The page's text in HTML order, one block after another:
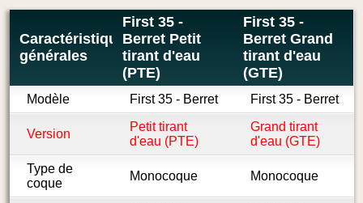
Caractéristiques
générales
First 35 -
Berret Petit
tirant d'eau
(PTE)
First 35 -
Berret Grand
tirant d'eau
(GTE)
Modèle First 35 - Berret First 35 - Berret
Version
Petit tirant
d'eau (PTE)
Grand tirant
d'eau (GTE)
Type de
coque
Monocoque Monocoque